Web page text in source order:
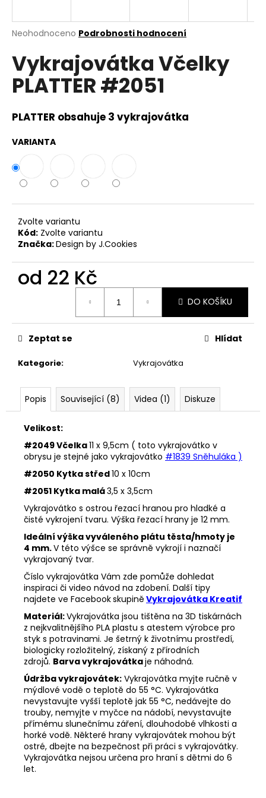
Průměrné
produktu
je
0,0
hvězdiček.
Neohodnoceno Podrobnosti hodnocení
Vykrajovátka Včelky
PLATTER #2051
PLATTER obsahuje 3 vykrajovátka
VARIANTA
Zvolte variantu
Kód: Zvolte variantu
Značka:Design by J.Cookies
od 22 Kč
DO KOŠÍKU
Kategorie: Vykrajovátka
Zeptat se Hlídat
Popis Související (8) Videa (1) Diskuze
Velikost:
#2049 Včelka11 x 9,5cm ( toto vykrajovátko v
obrysu je stejné jako vykrajovátko #1839 Sněhuláka )
#2050 Kytka střed10 x 10cm
#2051 Kytka malá3,5 x 3,5cm
Vykrajovátko s ostrou řezací hranou pro hladké a
čisté vykrojení tvaru. Výška řezací hrany je 12 mm.
Ideální výška vyváleného plátu těsta/hmoty je
4 mm.V této výšce se správně vykrojí i naznačí
vykrajovaný tvar.
Číslo vykrajovátka Vám zde pomůže dohledat
inspiraci či video návod na zdobení. Další tipy
najdete ve Facebookskupině Vykrajovátka Kreatif
Materiál:Vykrajovátka jsou tištěna na 3D tiskárnách
z nejkvalitnějšího PLA plastu s atestem výrobce pro
styk s potravinami. Je šetrný k životnímu prostředí,
biologicky rozložitelný, získaný z přírodních
zdrojů. Barva vykrajovátkaje náhodná.
Údržba vykrajovátek: Vykrajovátka myjte ručně v
mýdlové vodě o teplotě do 55 °C. Vykrajovátka
nevystavujte vyšší teplotě jak 55 °C, nedávejte do
trouby, nemyjte v myčce na nádobí, nevystavujte
přímému slunečnímu záření, dlouhodobé vlhkosti a
horké vodě. Některé hrany vykrajovátek mohou být
ostré, dbejte na bezpečnost při práci s vykrajovátky.
Vykrajovátka nejsou určena pro hraní s dětmi do 6
let.
j
t
?
D
o
p
o
č
u
m
e
33001
SÁČEK
Kč